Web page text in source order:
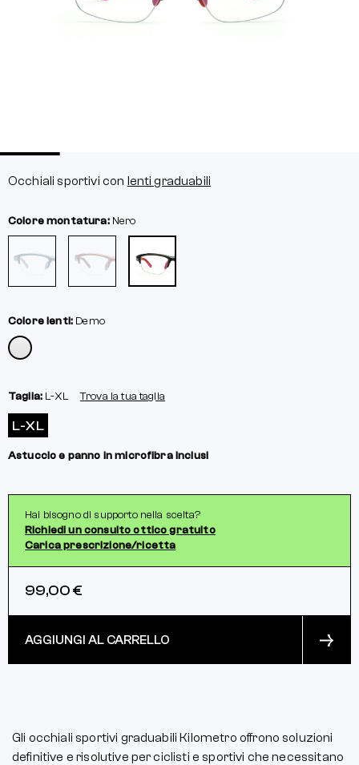
Occhiali sportivi con lenti graduabili
Colore montatura: Nero
Colore lenti: Demo
Taglia: L-XL Trova la tua taglia
L-XL
Astuccio e panno in microfibra inclusi
Hai bisogno di supporto nella scelta?
Richiedi un consulto ottico gratuito
Carica prescrizione/ricetta
99,00 €
AGGIUNGI AL CARRELLO
Gli occhiali sportivi graduabili Kilometro offrono soluzioni
definitive e risolutive per ciclisti e sportivi che necessitano